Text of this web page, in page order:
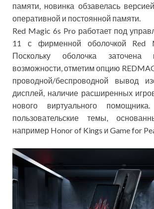
памяти, новинка обзавелась
оперативной и постоянной памяти.
Red Magic 6s Pro работает под
11 с фирменной оболочкой Red
Поскольку оболочка заточена
возможности, отметим опцию
проводной/беспроводной вывод
дисплей, наличие расширенных
нового виртуального
пользовательские темы,
например Honor of Kings и Game for